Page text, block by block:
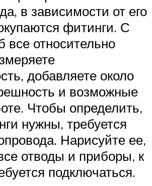
в зависимости от его
фитинги. С
все относительно
добавляете около
и возможные
Чтобы определить,
нужны, требуется
Нарисуйте ее,
отводы и приборы, к
подключаться.